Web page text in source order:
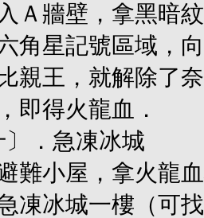
Ａ牆壁，拿黑暗
角星記號區域，
親王，就解除了
即得火龍血．
〕．急凍冰城
難小屋，拿火龍
凍冰城一樓（可